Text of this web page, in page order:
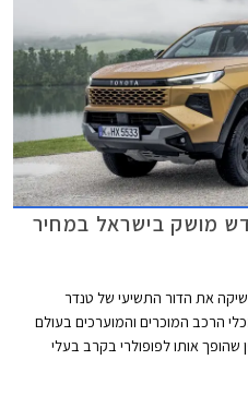
היילקס 2026 החדש מושק בישראל במחיר
משיקה את הדור התשיעי של טנדר
הרכב המוכרים והמוערכים בעולם
שהופך אותו לפופולרי בקרב בעלי
בתוספת טכנולוגיה חדשה, בטיחות